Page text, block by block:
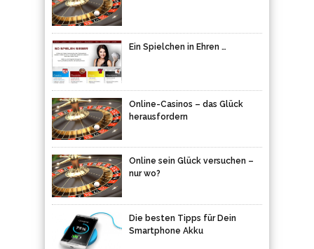
Ein Spielchen in Ehren …
Online-Casinos – das Glück
herausfordern
Online sein Glück versuchen –
nur wo?
Die besten Tipps für Dein
Smartphone Akku